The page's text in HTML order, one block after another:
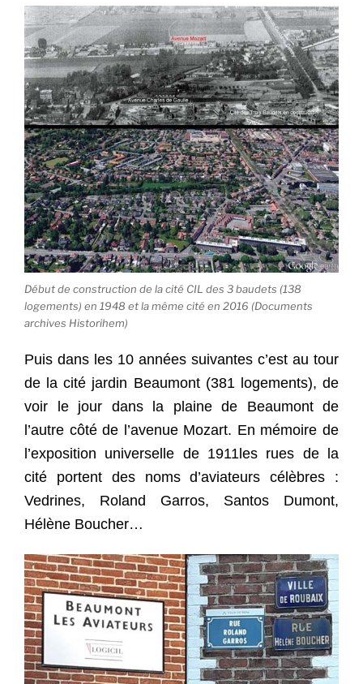
Début de construction de la cité CIL des 3 baudets (138
logements) en 1948 et la même cité en 2016 (Documents
archives Historihem)
Puis dans les 10 années suivantes c’est au tour
de la cité jardin Beaumont (381 logements), de
voir le jour dans la plaine de Beaumont de
l’autre côté de l’avenue Mozart. En mémoire de
l’exposition universelle de 1911les rues de la
cité portent des noms d’aviateurs célèbres :
Vedrines, Roland Garros, Santos Dumont,
Hélène Boucher…